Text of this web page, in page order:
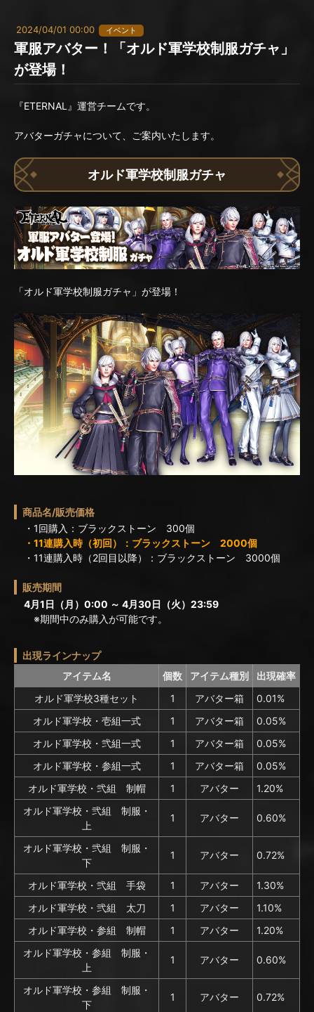
2024/04/01 00:00 イベント
軍服アバター！「オルド軍学校制服ガチャ」
が登場！
『ETERNAL』運営チームです。
アバターガチャについて、ご案内いたします。
オルド軍学校制服ガチャ
「オルド軍学校制服ガチャ」が登場！
商品名/販売価格
・1回購入：ブラックストーン 300個
・11連購入時（初回）：ブラックストーン 2000個
・11連購入時（2回目以降）：ブラックストーン 3000個
販売期間
4月1日（月）0:00 ～ 4月30日（火）23:59
※期間中のみ購入が可能です。
出現ラインナップ
アイテム名
個数 アイテム種別
出現確率
オルド軍学校3種セット
1 アバター箱
0.01%
オルド軍学校・壱組一式
1 アバター箱
0.05%
オルド軍学校・弐組一式
1 アバター箱
0.05%
オルド軍学校・参組一式
1 アバター箱
0.05%
オルド軍学校・弐組 制帽
1 アバター
1.20%
オルド軍学校・弐組 制服・
上
1 アバター 0.60%
オルド軍学校・弐組 制服・
下
1 アバター 0.72%
オルド軍学校・弐組 手袋 1 アバター
1.30%
オルド軍学校・弐組 太刀
1 アバター
1.10%
オルド軍学校・参組 制帽
1 アバター
1.20%
オルド軍学校・参組 制服・
上
1 アバター 0.60%
オルド軍学校・参組 制服・
下
1 アバター 0.72%